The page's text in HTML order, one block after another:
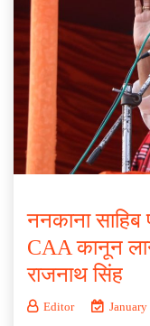
ननकाना
CAA कानून
राजनाथ सिंह
Editor